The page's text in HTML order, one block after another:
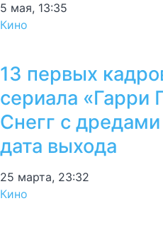
5 мая, 13:35
Кино
13 первых
сериала «Гарри
Снегг с
дата выхода
25 марта, 23:32
Кино